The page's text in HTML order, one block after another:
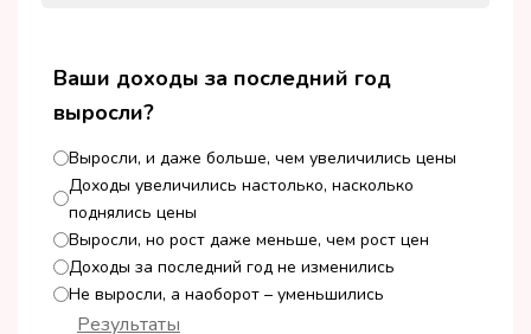
Ваши доходы за последний год
выросли?
Выросли, и даже больше, чем увеличились цены
Доходы увеличились настолько, насколько
поднялись цены
Выросли, но рост даже меньше, чем рост цен
Доходы за последний год не изменились
Не выросли, а наоборот – уменьшились
Результаты